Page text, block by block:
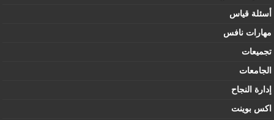
أسئلة قياس
مهارات نافس
تجميعات
الجامعات
إدارة النجاح
اكس بوينت